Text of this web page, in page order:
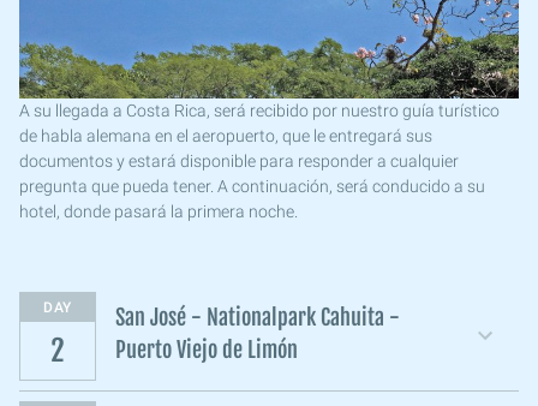
A su llegada a Costa Rica, será recibido por nuestro guía turístico
de habla alemana en el aeropuerto, que le entregará sus
documentos y estará disponible para responder a cualquier
pregunta que pueda tener. A continuación, será conducido a su
hotel, donde pasará la primera noche.
DAY
2
San José - Nationalpark Cahuita -
Puerto Viejo de Limón